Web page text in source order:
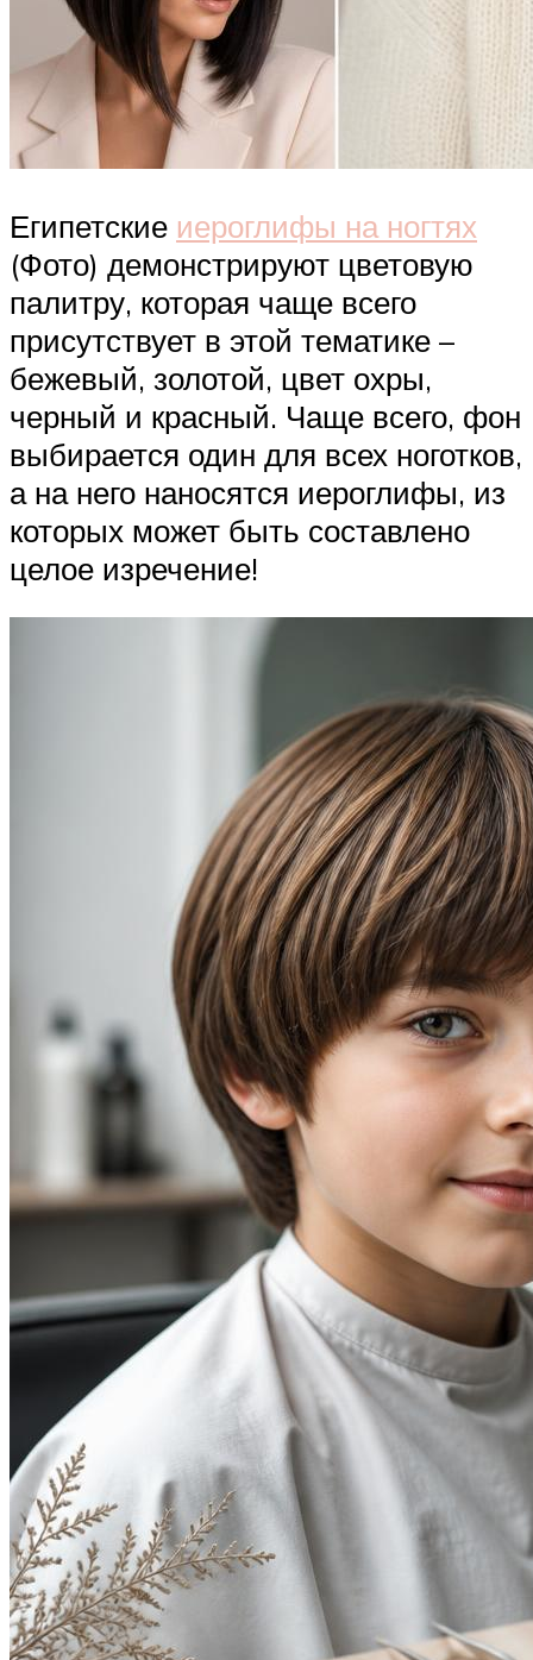
Египетские иероглифы на ногтях
(Фото) демонстрируют цветовую
палитру, которая чаще всего
присутствует в этой тематике –
бежевый, золотой, цвет охры,
черный и красный. Чаще всего, фон
выбирается один для всех ноготков,
а на него наносятся иероглифы, из
которых может быть составлено
целое изречение!